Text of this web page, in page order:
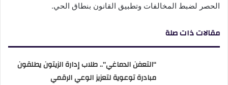
الحصر لضبط المخالفات وتطبيق القانون بنطاق الحي.
مقالات ذات صلة
“التعفن الدماغي”.. طلاب إدارة الزيتون يطلقون
مبادرة توعوية لتعزيز الوعي الرقمي